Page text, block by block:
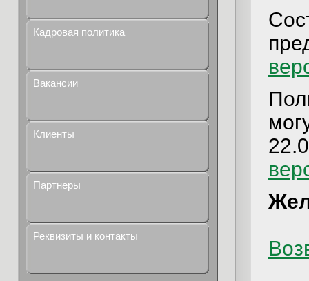
Кадровая политика
Вакансии
Клиенты
Партнеры
Реквизиты и контакты